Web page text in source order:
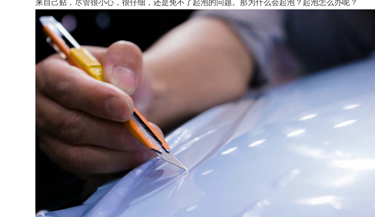
来自己贴，尽管很小心，很仔细，还是免不了起泡的问题。那为什么会起泡？起泡怎么办呢？